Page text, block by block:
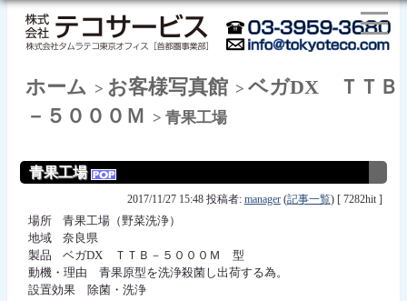
ホーム > お客様写真館> ベガDX ＴＴＢ
－５０００Ｍ > 青果工場
青果工場
2017/11/27 15:48 投稿者: manager(記事一覧) [ 7282hit ]
場所 青果工場（野菜洗浄）
地域 奈良県
製品 ベガDX ＴＴＢ－５０００Ｍ 型
動機・理由 青果原型を洗浄殺菌し出荷する為。
設置効果 除菌・洗浄